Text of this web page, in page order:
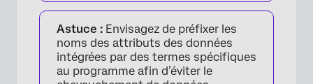
Astuce : Envisagez de préfixer les
noms des attributs des données
intégrées par des termes spécifiques
au programme afin d’éviter le